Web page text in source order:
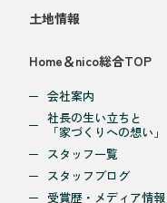
土地情報
Home＆nico総合TOP
会社案内
社長の生い立ちと
「家づくりへの想い」
スタッフ一覧
スタッフブログ
受賞歴・メディア情報